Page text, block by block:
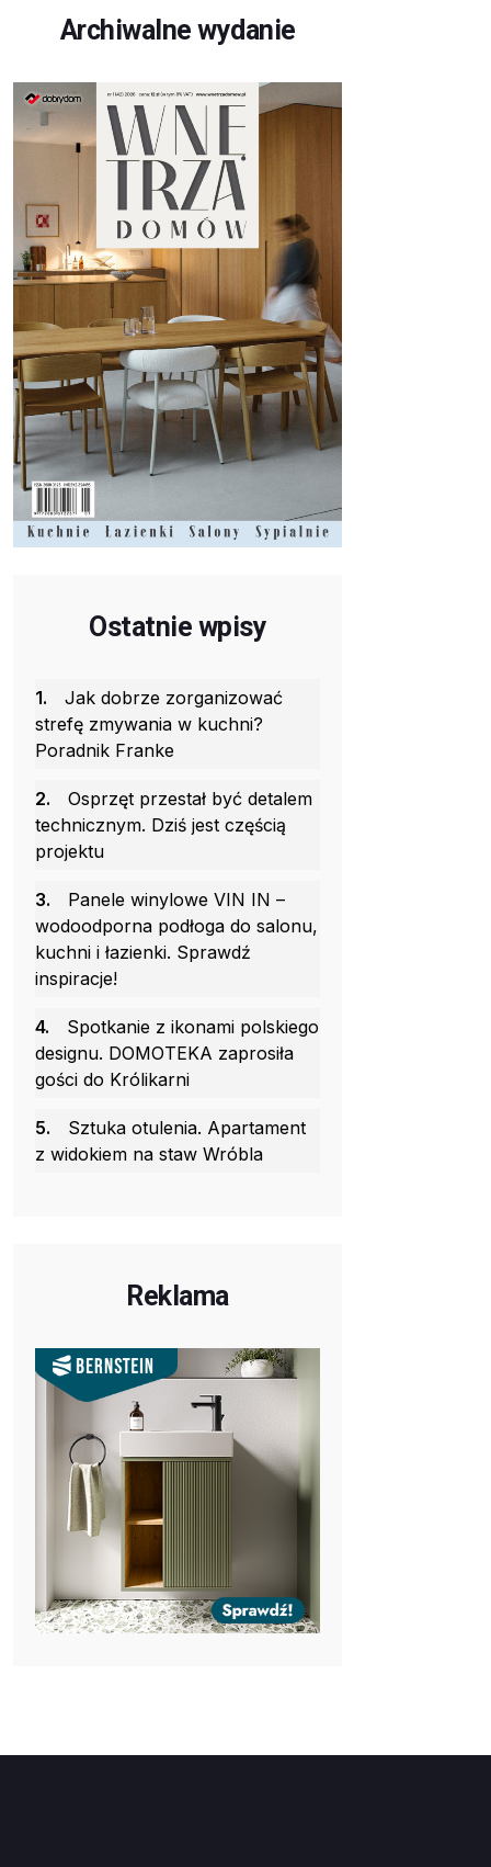
Archiwalne wydanie
Ostatnie wpisy
1.
Jak dobrze zorganizować
strefę zmywania w kuchni?
Poradnik Franke
2.
Osprzęt przestał być detalem
technicznym. Dziś jest częścią
projektu
3.
Panele winylowe VIN IN –
wodoodporna podłoga do salonu,
kuchni i łazienki. Sprawdź
inspiracje!
4.
Spotkanie z ikonami polskiego
designu. DOMOTEKA zaprosiła
gości do Królikarni
5.
Sztuka otulenia. Apartament
z widokiem na staw Wróbla
Reklama